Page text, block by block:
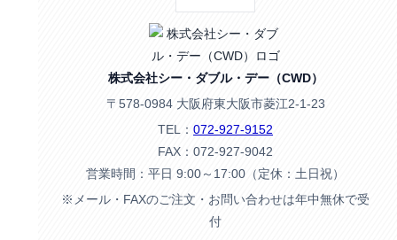
株式会社シー・ダブル・デー（CWD）
〒578-0984 大阪府東大阪市菱江2-1-23
TEL： 072-927-9152
FAX：072-927-9042
営業時間：平日 9:00～17:00（定休：土日祝）
※メール・FAXのご注文・お問い合わせは年中無休で受
付